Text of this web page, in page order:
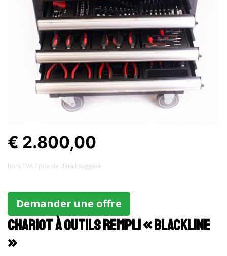
€ 2.800,00
hors TVA / prix ​​de détail suggéré
Demander une offre
Chariot à outils rempli « Blackline
»